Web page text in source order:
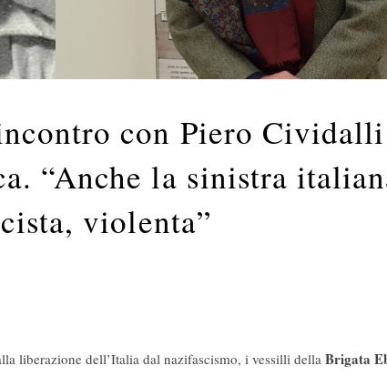
con Piero Cividalli
“Anche la sinistra
violenta”
liberazione dell’Italia dal nazifascismo, i vessilli della Brigata